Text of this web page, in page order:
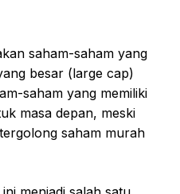
saham-saham yang
besar (large cap)
saham yang memiliki
masa depan, meski
saham murah